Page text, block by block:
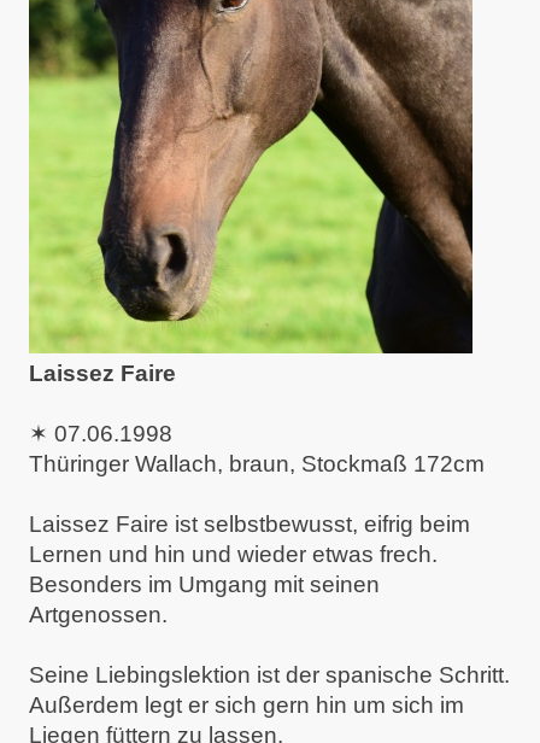
Laissez Faire
✶ 07.06.1998
Thüringer Wallach, braun, Stockmaß 172cm
Laissez Faire ist selbstbewusst, eifrig beim
Lernen und hin und wieder etwas frech.
Besonders im Umgang mit seinen
Artgenossen.
Seine Liebingslektion ist der spanische Schritt.
Außerdem legt er sich gern hin um sich im
Liegen füttern zu lassen.